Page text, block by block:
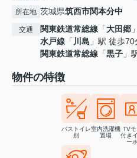
所在地 茨城県筑西市関本分中
交通 関東鉄道常総線 「大田郷
水戸線 「 川島 」駅 徒歩70
関東鉄道常総線 「黒子 」
物件の特徴
バストイレ
別
室内洗濯機
置場
TV
付き
ー